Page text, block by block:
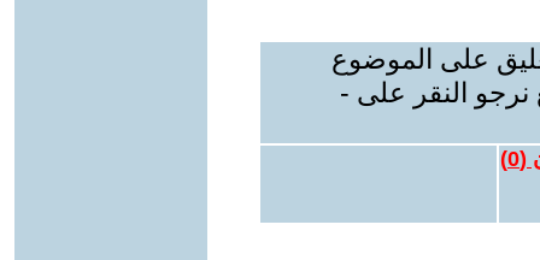
على الموضوع
نرجو النقر على -
(
0
)